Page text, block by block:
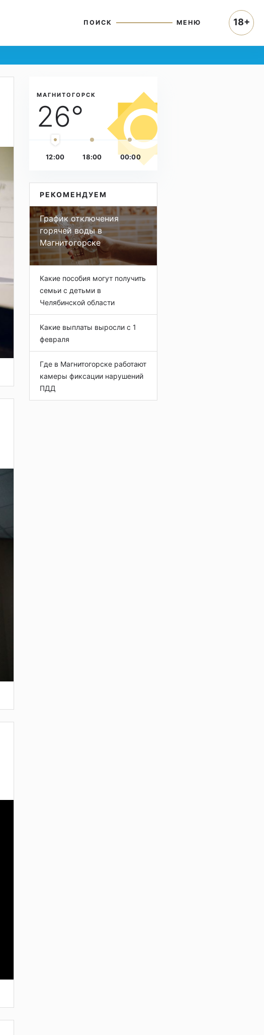
ПОИСК МЕНЮ
МАГНИТОГОРСК
26°
12:00 18:00 00:00
РЕКОМЕНДУЕМ
График отключения
горячей воды в
Магнитогорске
Какие пособия могут получить
семьи с детьми в
Челябинской области
Какие выплаты выросли с 1
февраля
Где в Магнитогорске работают
камеры фиксации нарушений
ПДД
18+